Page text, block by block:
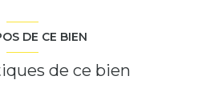
DE CE BIEN
de ce bien